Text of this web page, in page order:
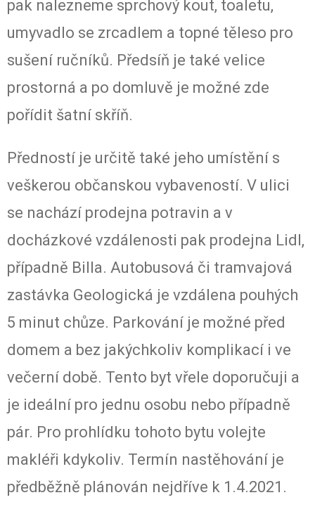
pak nalezneme sprchový kout, toaletu,
umyvadlo se zrcadlem a topné těleso pro
sušení ručníků. Předsíň je také velice
prostorná a po domluvě je možné zde
pořídit šatní skříň.
Předností je určitě také jeho umístění s
veškerou občanskou vybaveností. V ulici
se nachází prodejna potravin a v
docházkové vzdálenosti pak prodejna Lidl,
případně Billa. Autobusová či tramvajová
zastávka Geologická je vzdálena pouhých
5 minut chůze. Parkování je možné před
domem a bez jakýchkoliv komplikací i ve
večerní době. Tento byt vřele doporučuji a
je ideální pro jednu osobu nebo případně
pár. Pro prohlídku tohoto bytu volejte
makléři kdykoliv. Termín nastěhování je
předběžně plánován nejdříve k 1.4.2021.